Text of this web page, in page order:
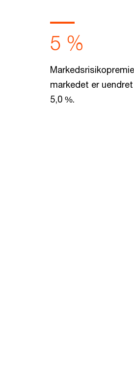
5 %
markedet er
5,0 %.